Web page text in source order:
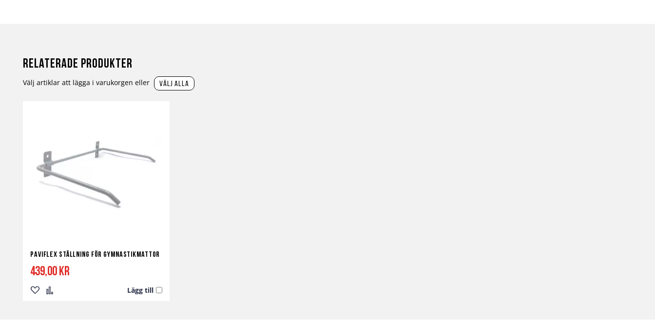
Relaterade produkter
Välj artiklar att lägga i varukorgen eller välj alla
Paviflex Ställning för Gymnastikmattor
439,00 kr
Lägg till
Lägg Lägg